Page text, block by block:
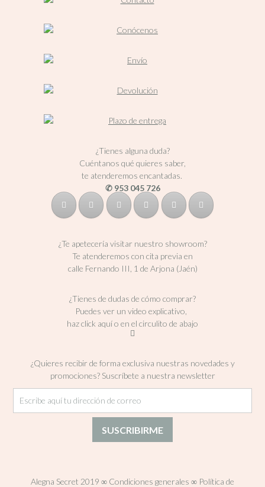
¿Tienes alguna duda?
Cuéntanos qué quieres saber,
te atenderemos encantadas.
✆ 953 045 726
¿Te apetecería visitar nuestro showroom?
Te atenderemos con cita previa en
calle Fernando III, 1 de Arjona (Jaén)
¿Tienes de dudas de cómo comprar?
Puedes ver un video explicativo,
haz click aquí o en el circulito de abajo
¿Quieres recibir de forma exclusiva nuestras novedades y
promociones? Suscríbete a nuestra newsletter
Alegna Secret 2019 ∞ Condiciones generales ∞ Política de